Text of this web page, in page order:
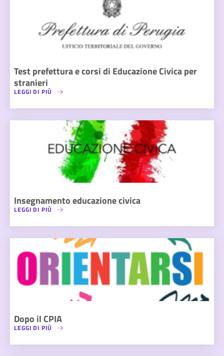
Test prefettura e corsi di Educazione Civica per
stranieri
LEGGI DI PIÙ
Insegnamento educazione civica
LEGGI DI PIÙ
Dopo il CPIA
LEGGI DI PIÙ